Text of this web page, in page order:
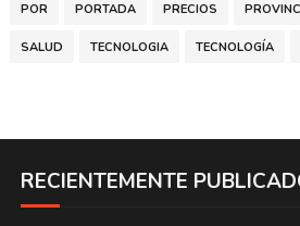
POR PORTADA PRECIOS
SALUD TECNOLOGIA TECNOLOGÍA
RECIENTEMENTE